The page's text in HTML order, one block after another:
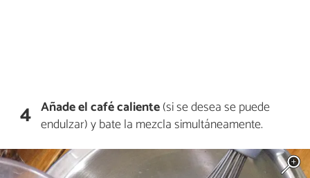
4 Añade el café caliente(si se desea se puede
endulzar) y bate la mezcla simultáneamente.